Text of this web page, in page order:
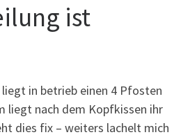
ist
in betrieb einen 4 Pfosten
liegt nach dem Kopfkissen ihr
dies fix – weiters lachelt mich